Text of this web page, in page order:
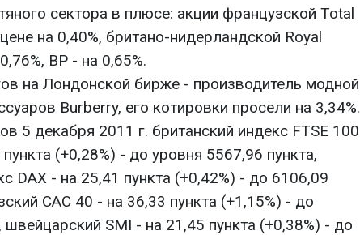
сектора в плюсе: акции французской Total
на 0,40%, британо-нидерландской Royal
ВР - на 0,65%.
на Лондонской бирже - производитель модной
Burberry, его котировки просели на 3,34%.
5 декабря 2011 г. британский индекс FTSE 100
(+0,28%) - до уровня 5567,96 пункта,
DAX - на 25,41 пункта (+0,42%) - до 6106,09
CAC 40 - на 36,33 пункта (+1,15%) - до
швейцарский SMI - на 21,45 пункта (+0,38%) - до